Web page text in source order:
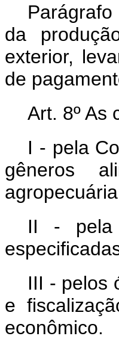
da
exterior,
de
Art. 8º As
I - pela
gêneros
II - pela
III - pelos
e
econômico.